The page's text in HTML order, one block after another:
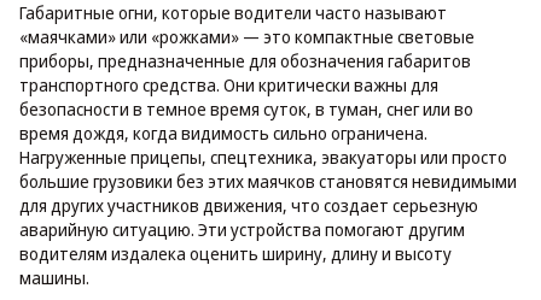
Габаритные огни, которые водители часто называют
«маячками» или «рожками» — это компактные световые
приборы, предназначенные для обозначения габаритов
транспортного средства. Они критически важны для
безопасности в темное время суток, в туман, снег или во
время дождя, когда видимость сильно ограничена.
Нагруженные прицепы, спецтехника, эвакуаторы или просто
большие грузовики без этих маячков становятся невидимыми
для других участников движения, что создает серьезную
аварийную ситуацию. Эти устройства помогают другим
водителям издалека оценить ширину, длину и высоту
машины.